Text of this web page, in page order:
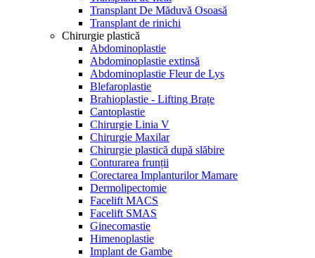
Transplant De Măduvă Osoasă
Transplant de rinichi
Chirurgie plastică
Abdominoplastie
Abdominoplastie extinsă
Abdominoplastie Fleur de Lys
Blefaroplastie
Brahioplastie - Lifting Brațe
Cantoplastie
Chirurgie Linia V
Chirurgie Maxilar
Chirurgie plastică după slăbire
Conturarea frunții
Corectarea Implanturilor Mamare
Dermolipectomie
Facelift MACS
Facelift SMAS
Ginecomastie
Himenoplastie
Implant de Gambe